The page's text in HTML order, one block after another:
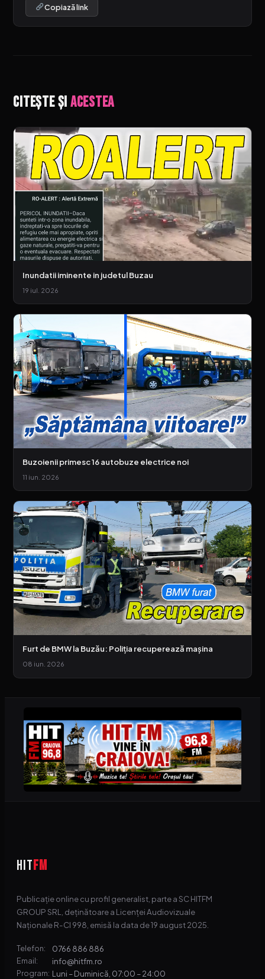
Copiază link
Citește șiacestea
Inundatii iminente in judetul Buzau
19 iul. 2026
Buzoienii primesc 16 autobuze electrice noi
11 iun. 2026
Furt de BMW la Buzău: Poliția recuperează mașina
08 iun. 2026
HITFM
Publicație online cu profil generalist, parte a SC HITFM
GROUP SRL, deținătoare a Licenței Audiovizuale
Naționale R-CI 998, emisă la data de 19 august 2025.
Telefon: 0766 886 886
Email: info@hitfm.ro
Program: Luni – Duminică, 07:00 – 24:00